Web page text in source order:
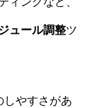
ュール調整ツ
しやすさがあ